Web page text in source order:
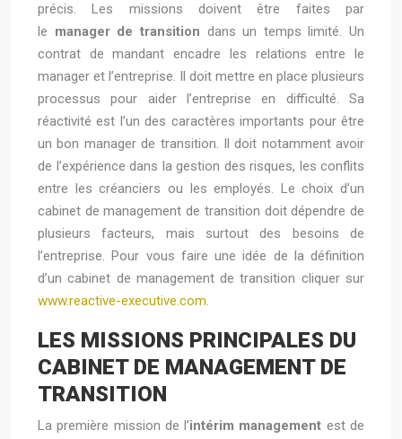
précis. Les missions doivent être faites par
le manager de transition dans un temps limité. Un
contrat de mandant encadre les relations entre le
manager et l’entreprise. Il doit mettre en place plusieurs
processus pour aider l’entreprise en difficulté. Sa
réactivité est l’un des caractères importants pour être
un bon manager de transition. Il doit notamment avoir
de l’expérience dans la gestion des risques, les conflits
entre les créanciers ou les employés. Le choix d’un
cabinet de management de transition doit dépendre de
plusieurs facteurs, mais surtout des besoins de
l’entreprise. Pour vous faire une idée de la définition
d’un cabinet de management de transition cliquer sur
www.reactive-executive.com.
LES MISSIONS PRINCIPALES DU
CABINET DE MANAGEMENT DE
TRANSITION
La première mission de l’intérim management est de